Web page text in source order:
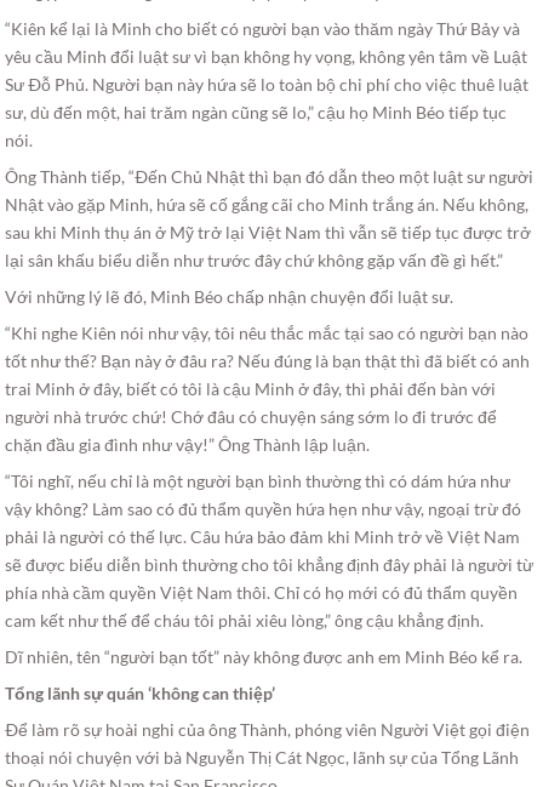
“Kiên kể lại là Minh cho biết có người bạn vào thăm ngày Thứ Bảy và
yêu cầu Minh đổi luật sư vì bạn không hy vọng, không yên tâm về Luật
Sư Ðỗ Phủ. Người bạn này hứa sẽ lo toàn bộ chi phí cho việc thuê luật
sư, dù đến một, hai trăm ngàn cũng sẽ lo,” cậu họ Minh Béo tiếp tục
nói.
Ông Thành tiếp, “Ðến Chủ Nhật thì bạn đó dẫn theo một luật sư người
Nhật vào gặp Minh, hứa sẽ cố gắng cãi cho Minh trắng án. Nếu không,
sau khi Minh thụ án ở Mỹ trở lại Việt Nam thì vẫn sẽ tiếp tục được trở
lại sân khấu biểu diễn như trước đây chứ không gặp vấn đề gì hết.”
Với những lý lẽ đó, Minh Béo chấp nhận chuyện đổi luật sư.
“Khi nghe Kiên nói như vậy, tôi nêu thắc mắc tại sao có người bạn nào
tốt như thế? Bạn này ở đâu ra? Nếu đúng là bạn thật thì đã biết có anh
trai Minh ở đây, biết có tôi là cậu Minh ở đây, thì phải đến bàn với
người nhà trước chứ! Chớ đâu có chuyện sáng sớm lo đi trước để
chặn đầu gia đình như vậy!” Ông Thành lập luận.
“Tôi nghĩ, nếu chỉ là một người bạn bình thường thì có dám hứa như
vậy không? Làm sao có đủ thẩm quyền hứa hẹn như vậy, ngoại trừ đó
phải là người có thế lực. Câu hứa bảo đảm khi Minh trở về Việt Nam
sẽ được biểu diễn bình thường cho tôi khẳng định đây phải là người từ
phía nhà cầm quyền Việt Nam thôi. Chỉ có họ mới có đủ thẩm quyền
cam kết như thế để cháu tôi phải xiêu lòng,” ông cậu khẳng định.
Dĩ nhiên, tên “người bạn tốt” này không được anh em Minh Béo kể ra.
Tổng lãnh sự quán ‘không can thiệp’
Ðể làm rõ sự hoài nghi của ông Thành, phóng viên Người Việt gọi điện
thoại nói chuyện với bà Nguyễn Thị Cát Ngọc, lãnh sự của Tổng Lãnh